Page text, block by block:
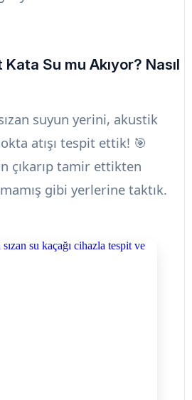
Su mu Akıyor? Nasıl
suyun yerini, akustik
atışı tespit ettik! 🎯
çıkarıp tamir ettikten
gibi yerlerine taktık.